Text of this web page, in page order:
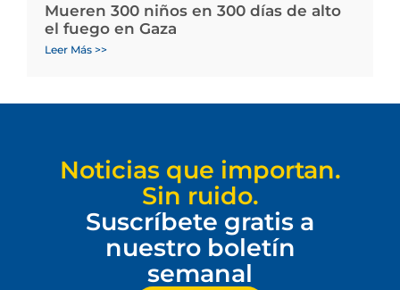
Mueren 300 niños en 300 días de alto
el fuego en Gaza
Leer Más >>
Noticias que importan.
Sin ruido.
Suscríbete gratis a
nuestro boletín
semanal